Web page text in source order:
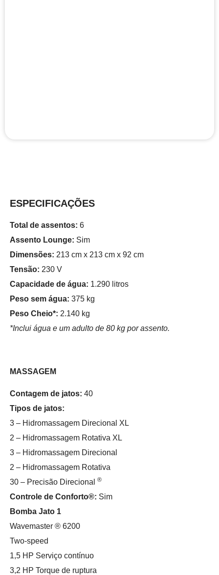
ESPECIFICAÇÕES
Total de assentos: 6
Assento Lounge: Sim
Dimensões: 213 cm x 213 cm x 92 cm
Tensão: 230 V
Capacidade de água: 1.290 litros
Peso sem água: 375 kg
Peso Cheio*: 2.140 kg
*Inclui água e um adulto de 80 kg por assento.
MASSAGEM
Contagem de jatos: 40
Tipos de jatos:
3 – Hidromassagem Direcional XL
2 – Hidromassagem Rotativa XL
3 – Hidromassagem Direcional
2 – Hidromassagem Rotativa
30 – Precisão Direcional
®
Controle de Conforto®: Sim
Bomba Jato 1
Wavemaster ® 6200
Two-speed
1,5 HP Serviço contínuo
3,2 HP Torque de ruptura